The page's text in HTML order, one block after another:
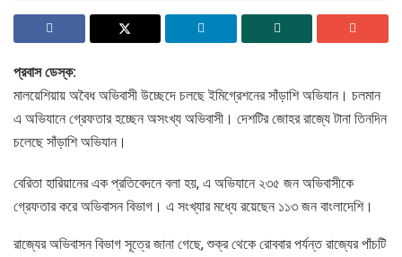
প্রবাস ডেস্ক:
মালয়েশিয়ায় অবৈধ অভিবাসী উচ্ছেদে চলছে ইমিগ্রেশনের সাঁড়াশি অভিযান। চলমান
এ অভিযানে গ্রেফতার হচ্ছেন অসংখ্য অভিবাসী। দেশটির জোহর রাজ্যে টানা তিনদিন
চলেছে সাঁড়াশি অভিযান।
বেরিতা হারিয়ানের এক প্রতিবেদনে বলা হয়, এ অভিযানে ২৩৫ জন অভিবাসীকে
গ্রেফতার করে অভিবাসন বিভাগ। এ সংখ্যার মধ্যে রয়েছেন ১১৩ জন বাংলাদেশি।
রাজ্যের অভিবাসন বিভাগ সূত্রে জানা গেছে, শুক্র থেকে রোববার পর্যন্ত রাজ্যের পাঁচটি